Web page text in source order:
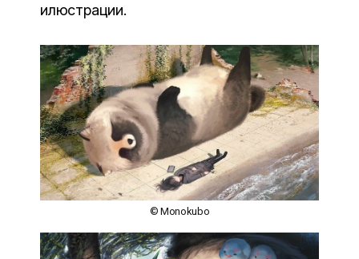
илюстрации.
© Monokubo